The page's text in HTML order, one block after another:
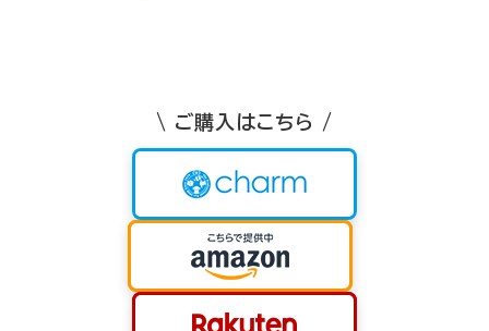
\ ご購入はこちら /